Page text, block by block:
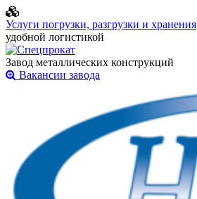
Услуги погрузки, разгрузки и хранения
удобной логистикой
Завод металлических конструкций
Вакансии завода